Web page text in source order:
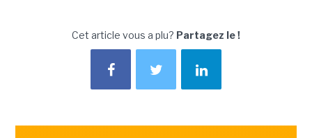
Cet article vous a plu? Partagez le !